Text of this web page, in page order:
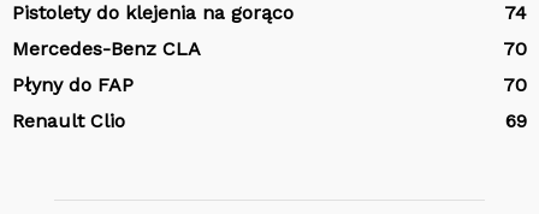
Pistolety do klejenia na gorąco
74
Mercedes-Benz CLA
70
Płyny do FAP
70
Renault Clio
69